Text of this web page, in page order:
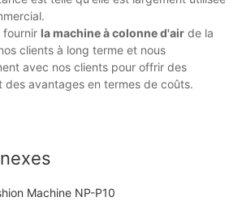
fournir la machine à colonne d'air de la
clients à long terme et nous
avec nos clients pour offrir des
des avantages en termes de coûts.